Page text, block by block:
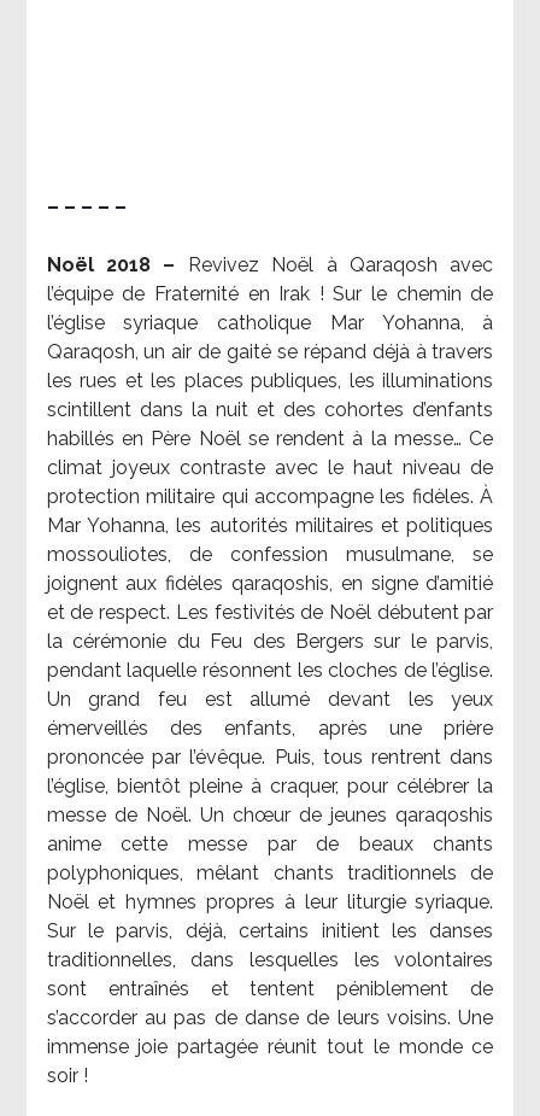
– – – – –
Noël 2018 –
Revivez Noël à Qaraqosh avec
l’équipe de Fraternité en Irak ! Sur le chemin de
l’église syriaque catholique Mar Yohanna, à
Qaraqosh, un air de gaité se répand déjà à travers
les rues et les places publiques, les illuminations
scintillent dans la nuit et des cohortes d’enfants
habillés en Père Noël se rendent à la messe… Ce
climat joyeux contraste avec le haut niveau de
protection militaire qui accompagne les fidèles. À
Mar Yohanna, les autorités militaires et politiques
mossouliotes, de confession musulmane, se
joignent aux fidèles qaraqoshis, en signe d’amitié
et de respect. Les festivités de Noël débutent par
la cérémonie du Feu des Bergers sur le parvis,
pendant laquelle résonnent les cloches de l’église.
Un grand feu est allumé devant les yeux
émerveillés des enfants, après une prière
prononcée par l’évêque. Puis, tous rentrent dans
l’église, bientôt pleine à craquer, pour célébrer la
messe de Noël. Un chœur de jeunes qaraqoshis
anime cette messe par de beaux chants
polyphoniques, mêlant chants traditionnels de
Noël et hymnes propres à leur liturgie syriaque.
Sur le parvis, déjà, certains initient les danses
traditionnelles, dans lesquelles les volontaires
sont entraînés et tentent péniblement de
s’accorder au pas de danse de leurs voisins. Une
immense joie partagée réunit tout le monde ce
soir !